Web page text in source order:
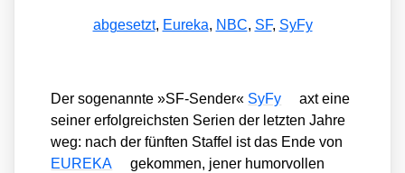
abgesetzt, Eureka, NBC, SF, SyFy
Der soge­nann­te »SF-Sen­der« SyFy
axt eine
sei­ner erfolg­reichs­ten Seri­en der letz­ten Jah­re
weg: nach der fünf­ten Staf­fel ist das Ende von
EUREKA
gekom­men, jener humor­vol­len